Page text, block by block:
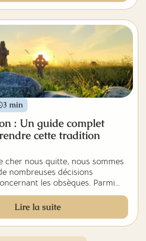
une sépulture éternelle, fait
juridique paradoxale qu'il
pour mieux comprendre les
aujourd'hui en matière
3 min
: Un guide complet
cette tradition
cher nous quitte, nous sommes
nombreuses décisions
les obsèques. Parmi
mode de sépulture occupe une
L'inhumation, pratique
à enterrer le défunt dans
demeure aujourd'hui
les plus choisies par les
Lire la suite